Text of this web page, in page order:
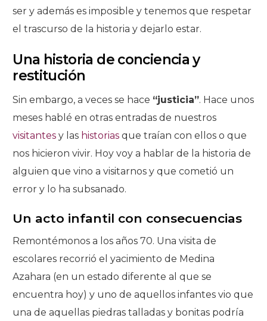
ser y además es imposible y tenemos que respetar
el trascurso de la historia y dejarlo estar.
Una historia de conciencia y
restitución
Sin embargo, a veces se hace “justicia”. Hace unos
meses hablé en otras entradas de nuestros
visitantes y las historias que traían con ellos o que
nos hicieron vivir. Hoy voy a hablar de la historia de
alguien que vino a visitarnos y que cometió un
error y lo ha subsanado.
Un acto infantil con consecuencias
Remontémonos a los años 70. Una visita de
escolares recorrió el yacimiento de Medina
Azahara (en un estado diferente al que se
encuentra hoy) y uno de aquellos infantes vio que
una de aquellas piedras talladas y bonitas podría